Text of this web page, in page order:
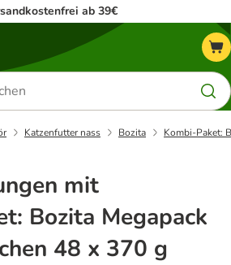
ab 39€
Katzenfutter nass Bozita Kombi-Paket:
mit
Bozita Megapack
48 x 370 g